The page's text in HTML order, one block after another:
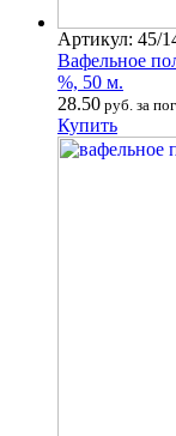
Артикул: 45/
Вафельное
%, 50 м.
28.50 руб. за
Купить